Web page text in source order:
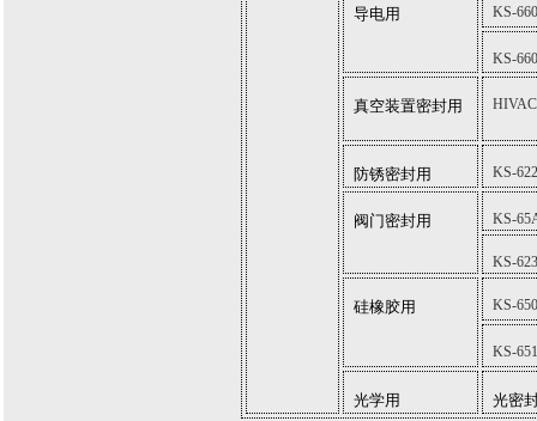
导电用 KS-660
KS-
真空装置密封用
防锈密封用 KS-622
阀门密封用 KS-
KS-623
硅橡胶用 KS-
KS-651
光学用 光密